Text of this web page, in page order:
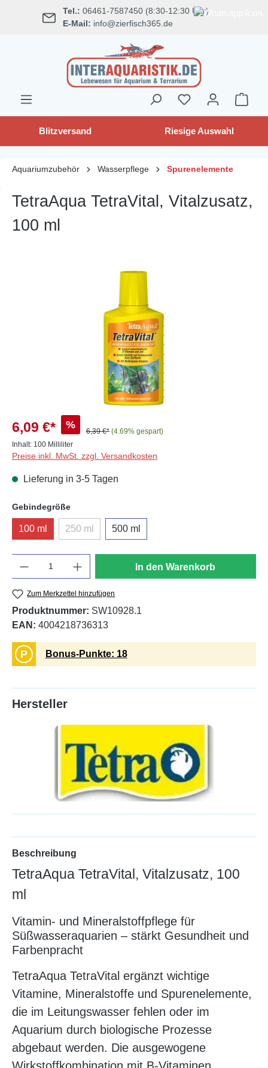
springen Tel.: 06461-7587450 (8:30-12:30 Uhr)
E-Mail: info@zierfisch365.de
Blitzversand Riesige Auswahl
Aquariumzubehör Wasserpflege Spurenelemente
TetraAqua TetraVital, Vitalzusatz,
100 ml
Bildergalerie überspringen
6,09 €* %
6,39 €* (4.69% gespart)
Inhalt: 100 Milliliter
Preise inkl. MwSt. zzgl. Versandkosten
Lieferung in 3-5 Tagen
Gebindegrößeauswählen
100 ml 250 ml
(Diese Option ist zurzeit nicht verfügbar.)
500 ml
In den Warenkorb
Zum Merkzettel hinzufügen
Produktnummer: SW10928.1
EAN: 4004218736313
P Bonus-Punkte: 18
Hersteller
Beschreibung
TetraAqua TetraVital, Vitalzusatz, 100
ml
Vitamin- und Mineralstoffpflege für
Süßwasseraquarien – stärkt Gesundheit und
Farbenpracht
TetraAqua TetraVital ergänzt wichtige
Vitamine, Mineralstoffe und Spurenelemente,
die im Leitungswasser fehlen oder im
Aquarium durch biologische Prozesse
abgebaut werden. Die ausgewogene